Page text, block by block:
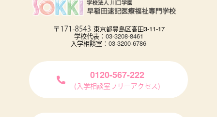
東京都豊島区高田3-11-17
学校代表： 03-3208-8461
入学相談室： 03-3200-6786
0120-567-222
(入学相談室フリーアクセス)